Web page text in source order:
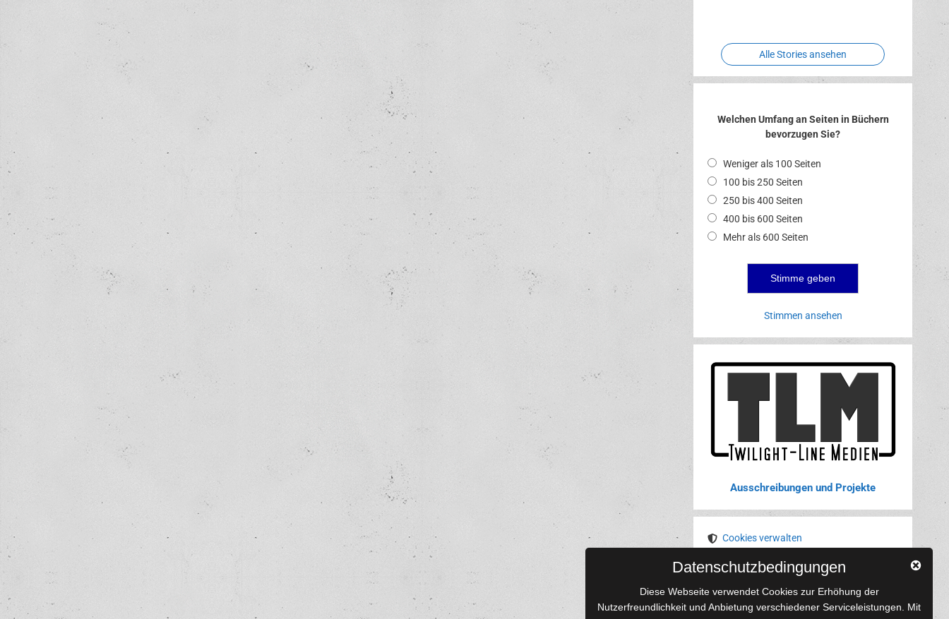
Alle Stories ansehen
Welchen Umfang an Seiten in Büchern
bevorzugen Sie?
Weniger als 100 Seiten
100 bis 250 Seiten
250 bis 400 Seiten
400 bis 600 Seiten
Mehr als 600 Seiten
Stimmen ansehen
Ausschreibungen und Projekte
Cookies verwalten
YouTube
Tumblr
Pinterest
Instagram
X RSS-Feed
Datenschutzbedingungen
Diese Webseite verwendet Cookies zur Erhöhung der
Nutzerfreundlichkeit und Anbietung verschiedener Serviceleistungen. Mit